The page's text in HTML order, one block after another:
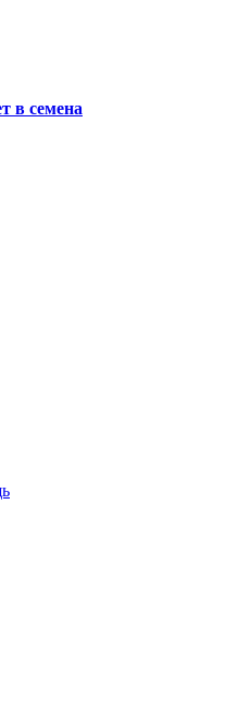
в семена